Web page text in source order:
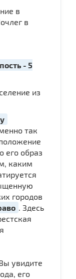
в
в
- 5
из
так
его образ
каким
городов
. Здесь
увидите
его